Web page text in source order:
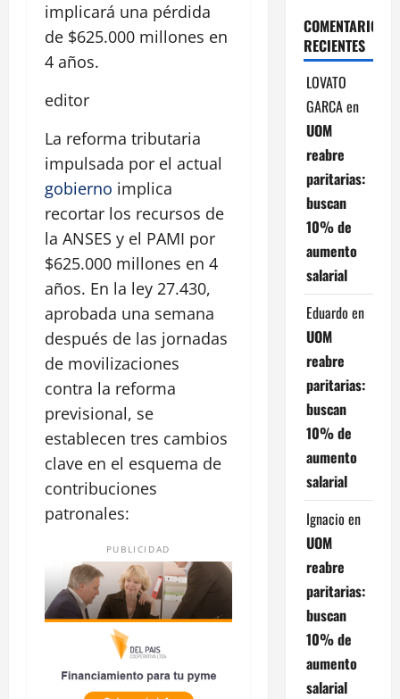
implicará una pérdida
de $625.000 millones en
4 años.
editor
La reforma tributaria
impulsada por el actual
gobierno implica
recortar los recursos de
la ANSES y el PAMI por
$625.000 millones en 4
años. En la ley 27.430,
aprobada una semana
después de las jornadas
de movilizaciones
contra la reforma
previsional, se
establecen tres cambios
clave en el esquema de
contribuciones
patronales:
PUBLICIDAD
COMENTARIOS
RECIENTES
LOVATO
GARCAen
UOM
reabre
paritarias:
buscan
10% de
aumento
salarial
Eduardo en
UOM
reabre
paritarias:
buscan
10% de
aumento
salarial
Ignacio en
UOM
reabre
paritarias:
buscan
10% de
aumento
salarial